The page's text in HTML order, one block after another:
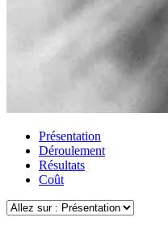
Présentation
Déroulement
Résultats
Coût